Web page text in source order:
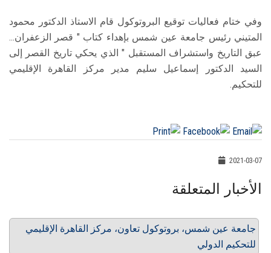
وفي ختام فعاليات توقيع البروتوكول قام الاستاذ الدكتور محمود
المتيني رئيس جامعة عين شمس بإهداء كتاب " قصر الزعفران...
عبق التاريخ واستشراف المستقبل " الذي يحكي تاريخ القصر إلى
السيد الدكتور إسماعيل سليم مدير مركز القاهرة الإقليمي
للتحكيم.
2021-03-07
الأخبار المتعلقة
جامعة عين شمس، بروتوكول تعاون، مركز القاهرة الإقليمي
للتحكيم الدولي